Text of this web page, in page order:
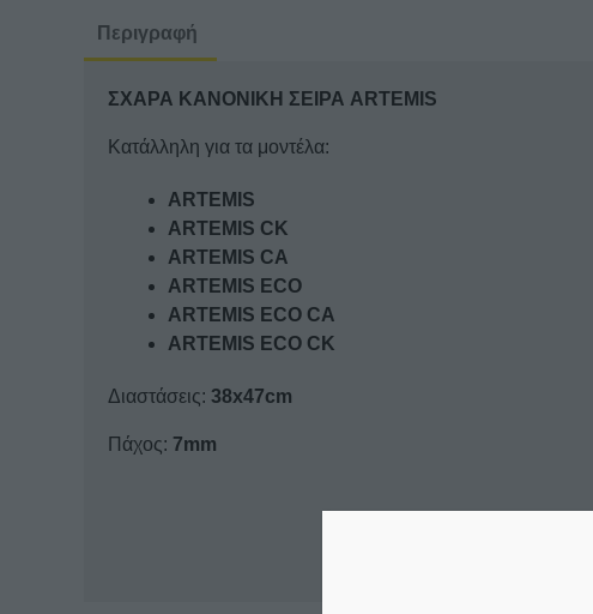
Περιγραφή
ΣΧΑΡΑ ΚΑΝONIKH ΣΕΙΡΑ ARTEMIS
Κατάλληλη για τα μοντέλα:
ARTEMIS
ARTEMIS CK
ARTEMIS CA
ARTEMIS ECO
ARTEMIS ECO CA
ARTEMIS ECO CK
Διαστάσεις: 38x47cm
Πάχος: 7mm